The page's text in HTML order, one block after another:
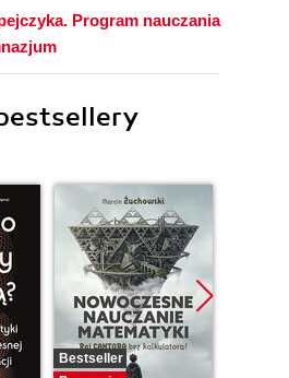
Program nauczania
Bestseller